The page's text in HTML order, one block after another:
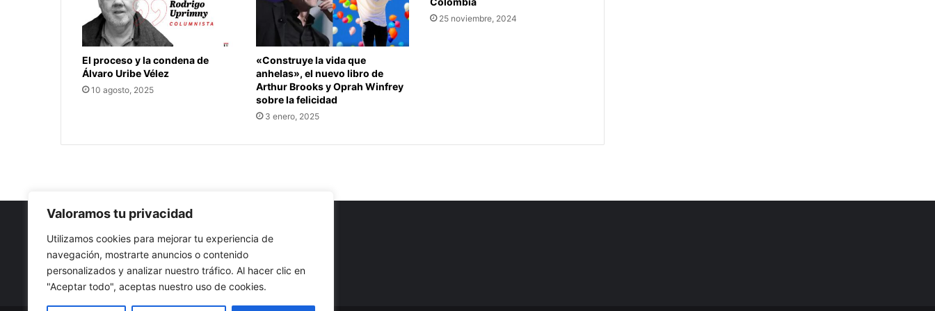
Valoramos tu privacidad
Utilizamos cookies para mejorar tu experiencia de
navegación, mostrarte anuncios o contenido
personalizados y analizar nuestro tráfico. Al hacer clic en
"Aceptar todo", aceptas nuestro uso de cookies.
El proceso y la condena de
Álvaro Uribe Vélez
10 agosto, 2025
«Construye la vida que
anhelas», el nuevo libro de
Arthur Brooks y Oprah Winfrey
sobre la felicidad
3 enero, 2025
25 noviembre, 2024
Nuestro propósito: Compartir opinión, actualidad y noticias
con la mejor calidad y sin censura.